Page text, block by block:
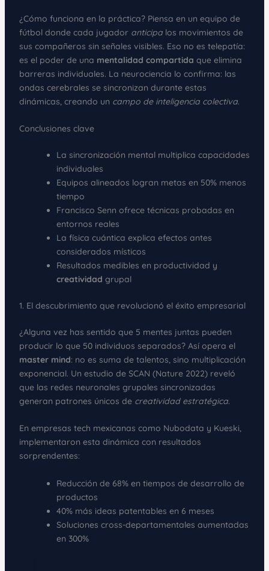
¿Cómo funciona en la práctica? Piensa en un equipo de
fútbol donde cada jugador anticipalos movimientos de
sus compañeros sin señales visibles. Eso no es telepatía:
es el poder de una mentalidad compartida que elimina
barreras individuales. La neurociencia lo confirma: las
ondas cerebrales se sincronizan durante estas
dinámicas, creando un campo de inteligencia colectiva.
Conclusiones clave
La sincronización mental multiplica capacidades
individuales
Equipos alineados logran metas en 50% menos
tiempo
Francisco Senn ofrece técnicas probadas en
entornos reales
La física cuántica explica efectos antes
considerados místicos
Resultados medibles en productividad y
creatividad grupal
1. El descubrimiento que revolucionó el éxito empresarial
¿Alguna vez has sentido que 5 mentes juntas pueden
producir lo que 50 individuos separados? Así opera el
master mind: no es suma de talentos, sino multiplicación
exponencial. Un estudio de SCAN (Nature 2022) reveló
que las redes neuronales grupales sincronizadas
generan patrones únicos de creatividad estratégica.
En empresas tech mexicanas como Nubodata y Kueski,
implementaron esta dinámica con resultados
sorprendentes:
Reducción de 68% en tiempos de desarrollo de
productos
40% más ideas patentables en 6 meses
Soluciones cross-departamentales aumentadas
en 300%